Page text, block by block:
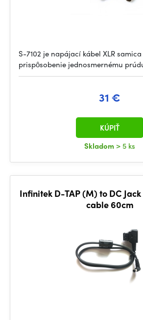
S-7102 je napájací kábel XLR
prispôsobenie jednosmernému
31 €
Skladom > 5 ks
KÚPIŤ
Infinitek D-TAP (M) to DC
cable 60cm